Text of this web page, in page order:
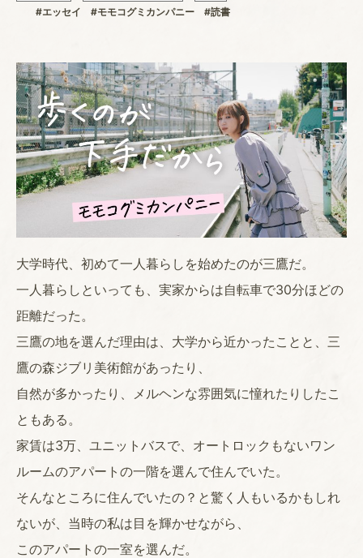
#エッセイ #モモコグミカンパニー #読書
大学時代、初めて一人暮らしを始めたのが三鷹だ。
一人暮らしといっても、実家からは自転車で30分ほどの
距離だった。
三鷹の地を選んだ理由は、大学から近かったことと、三
鷹の森ジブリ美術館があったり、
自然が多かったり、メルヘンな雰囲気に憧れたりしたこ
ともある。
家賃は3万、ユニットバスで、オートロックもないワン
ルームのアパートの一階を選んで住んでいた。
そんなところに住んでいたの？と驚く人もいるかもしれ
ないが、当時の私は目を輝かせながら、
このアパートの一室を選んだ。